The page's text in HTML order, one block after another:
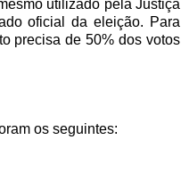
utilizado pela Justiça
oficial da eleição. Para
precisa de 50% dos votos
os seguintes: